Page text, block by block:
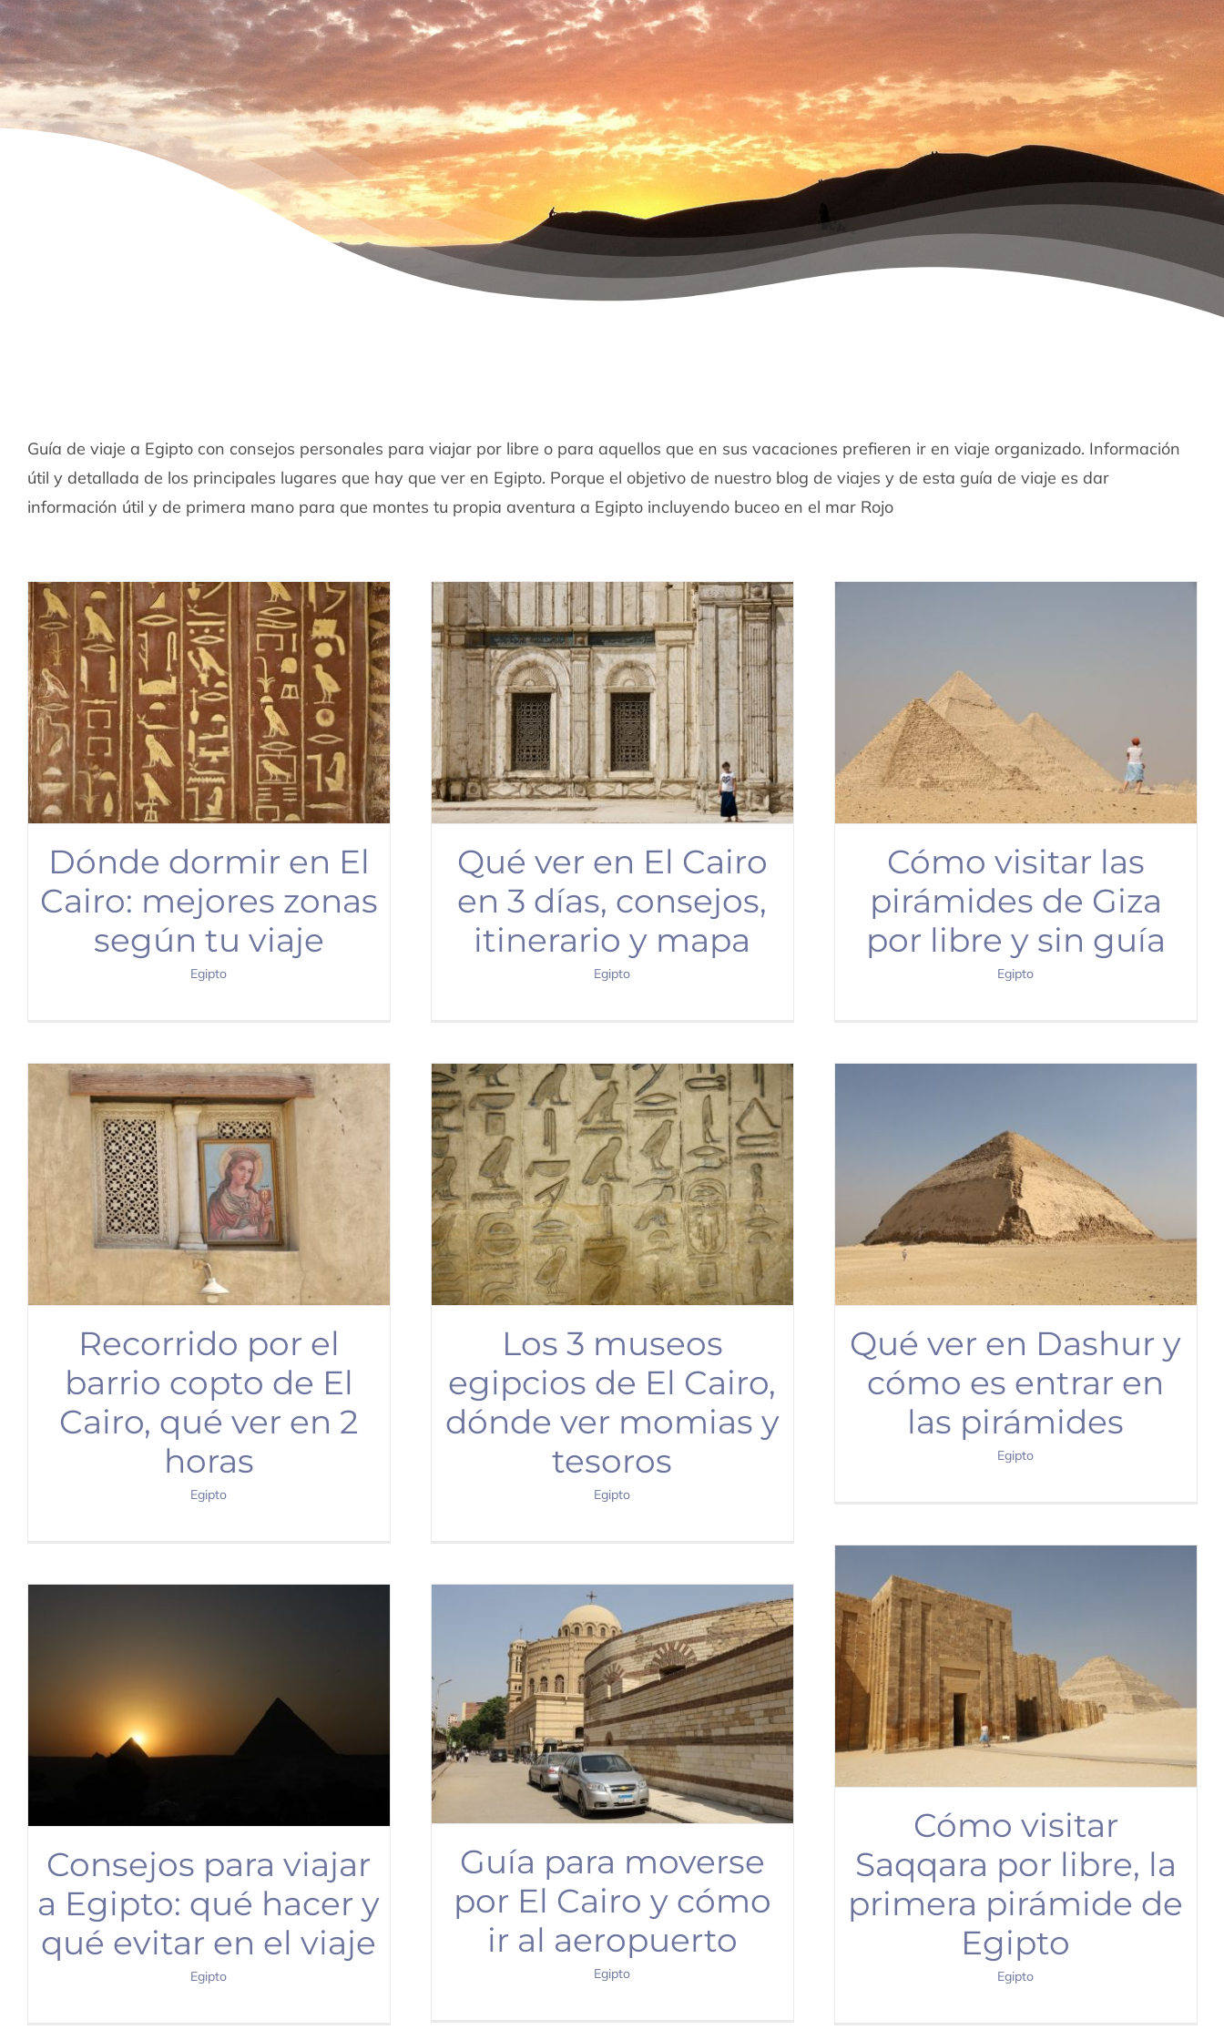
Guía de viaje a Egipto con consejos personales para viajar por libre o para aquellos que en sus vacaciones prefieren ir en viaje organizado. Información
útil y detallada de los principales lugares que hay que ver en Egipto. Porque el objetivo de nuestro blog de viajes y de esta guía de viaje es dar
información útil y de primera mano para que montes tu propia aventura a Egipto incluyendo buceo en el mar Rojo
Dónde dormir en El
Cairo: mejores zonas
según tu viaje
Egipto
Qué ver en El Cairo
en 3 días, consejos,
itinerario y mapa
Egipto
Cómo visitar las
pirámides de Giza
por libre y sin guía
Egipto
Recorrido por el
barrio copto de El
Cairo, qué ver en 2
horas
Egipto
Los 3 museos
egipcios de El Cairo,
dónde ver momias y
tesoros
Egipto
Qué ver en Dashur y
cómo es entrar en
las pirámides
Egipto
Cómo visitar
Saqqara por libre, la
primera pirámide de
Egipto
Egipto
Consejos para viajar
a Egipto: qué hacer y
qué evitar en el viaje
Egipto
Guía para moverse
por El Cairo y cómo
ir al aeropuerto
Egipto